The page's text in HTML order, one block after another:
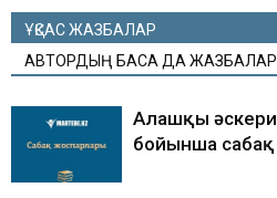
ҰҚСАС ЖАЗБАЛАР
АВТОРДЫҢ БАСҚА ДА
Алғашқы
бойынша